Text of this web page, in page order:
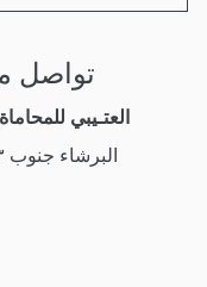
تواصل
العتـيبي
مبنى V، البرشاء جنوب ٣، دبي، الإمارات العربية المتحدة